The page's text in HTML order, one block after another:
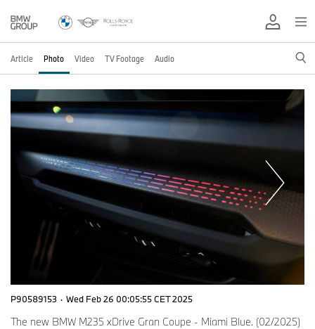
Article Photo Video TV Footage Audio
P90589153 · Wed Feb 26 00:05:55 CET 2025
The new BMW M235 xDrive Gran Coupe - Miami Blue. (02/2025)